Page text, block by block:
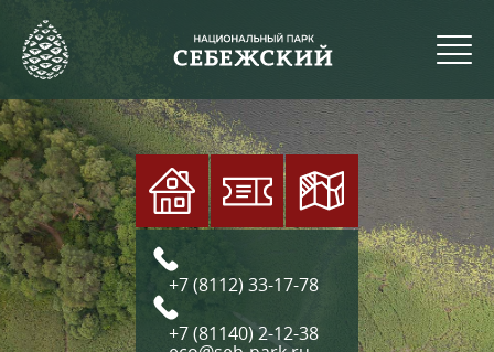
+7 (8112) 33-17-78
+7 (81140) 2-12-38